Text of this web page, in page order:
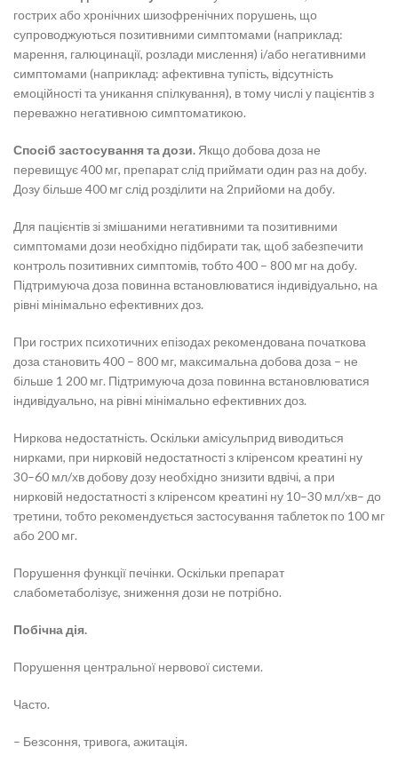
гострих або хронічних шизофренічних порушень, що
супроводжуються позитивними симптомами (наприклад:
марення, галюцинації, розлади мислення) і/або негативними
симптомами (наприклад: афективна тупість, відсутність
емоційності та уникання спілкування), в тому числі у пацієнтів з
переважно негативною симптоматикою.
Спосіб застосування та дози. Якщо добова доза не
перевищує 400 мг, препарат слід приймати один раз на добу.
Дозу більше 400 мг слід розділити на 2прийоми на добу.
Для пацієнтів зі змішаними негативними та позитивними
симптомами дози необхідно підбирати так, щоб забезпечити
контроль позитивних симптомів, тобто 400 – 800 мг на добу.
Підтримуюча доза повинна встановлюватися індивідуально, на
рівні мінімально ефективних доз.
При гострих психотичних епізодах рекомендована початкова
доза становить 400 – 800 мг, максимальна добова доза – не
більше 1 200 мг. Підтримуюча доза повинна встановлюватися
індивідуально, на рівні мінімально ефективних доз.
Ниркова недостатність. Оскільки амісульприд виводиться
нирками, при нирковій недостатності з кліренсом креатині ну
30–60 мл/хв добову дозу необхідно знизити вдвічі, а при
нирковій недостатності з кліренсом креатині ну 10–30 мл/хв– до
третини, тобто рекомендується застосування таблеток по 100 мг
або 200 мг.
Порушення функції печінки. Оскільки препарат
слабометаболізує, зниження дози не потрібно.
Побічна дія.
Порушення центральної нервової системи.
Часто.
– Безсоння, тривога, ажитація.